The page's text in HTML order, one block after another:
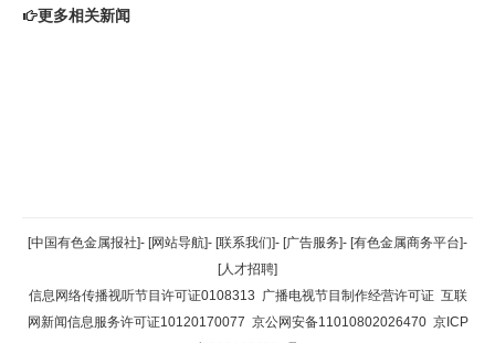
更多相关新闻
返回顶部
返回首页
[中国有色金属报社]- [网站导航]- [联系我们]- [广告服务]- [有色金属商务平台]-
[人才招聘]
信息网络传播视听节目许可证0108313 广播电视节目制作经营许可证 互联
网新闻信息服务许可证10120170077 京公网安备11010802026470 京ICP